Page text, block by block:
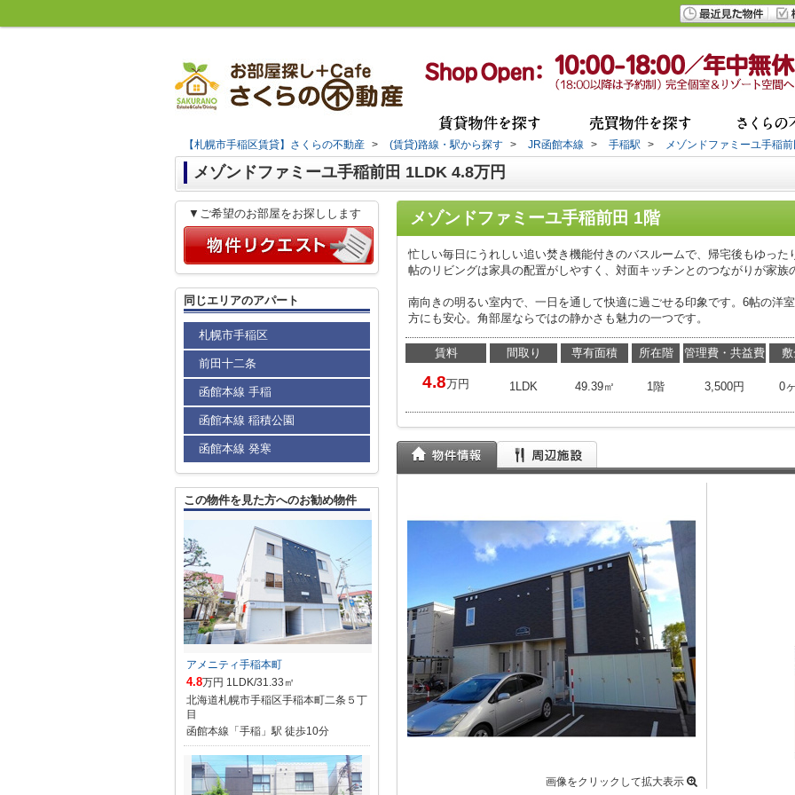
【札幌市手稲区賃貸】さくらの不動産 > (賃貸)路線・駅から探す > JR函館本線 > 手稲駅 > メゾンドファミーユ手稲
メゾンドファミーユ手稲前田 1LDK 4.8万円
メゾンドファミーユ手稲前田 1階
忙しい毎日にうれしい追い焚き機能付きのバスルームで、帰宅後もゆっ
帖のリビングは家具の配置がしやすく、対面キッチンとのつながりが家族
南向きの明るい室内で、一日を通して快適に過ごせる印象です。6帖の洋
方にも安心。角部屋ならではの静かさも魅力の一つです。
賃料
4.8万円
間取り
1LDK
専有面積
49.39㎡
所在階
1階
管理費・共益費
3,500円 0
画像をクリックして拡大表示
▼ご希望のお部屋をお探しします
同じエリアのアパート
札幌市手稲区
前田十二条
函館本線 手稲
函館本線 稲積公園
函館本線 発寒
この物件を見た方へのお勧め物件
アメニティ手稲本町
4.8万円 1LDK/31.33㎡
北海道札幌市手稲区手稲本町二条５丁
目
函館本線「手稲」駅 徒歩10分